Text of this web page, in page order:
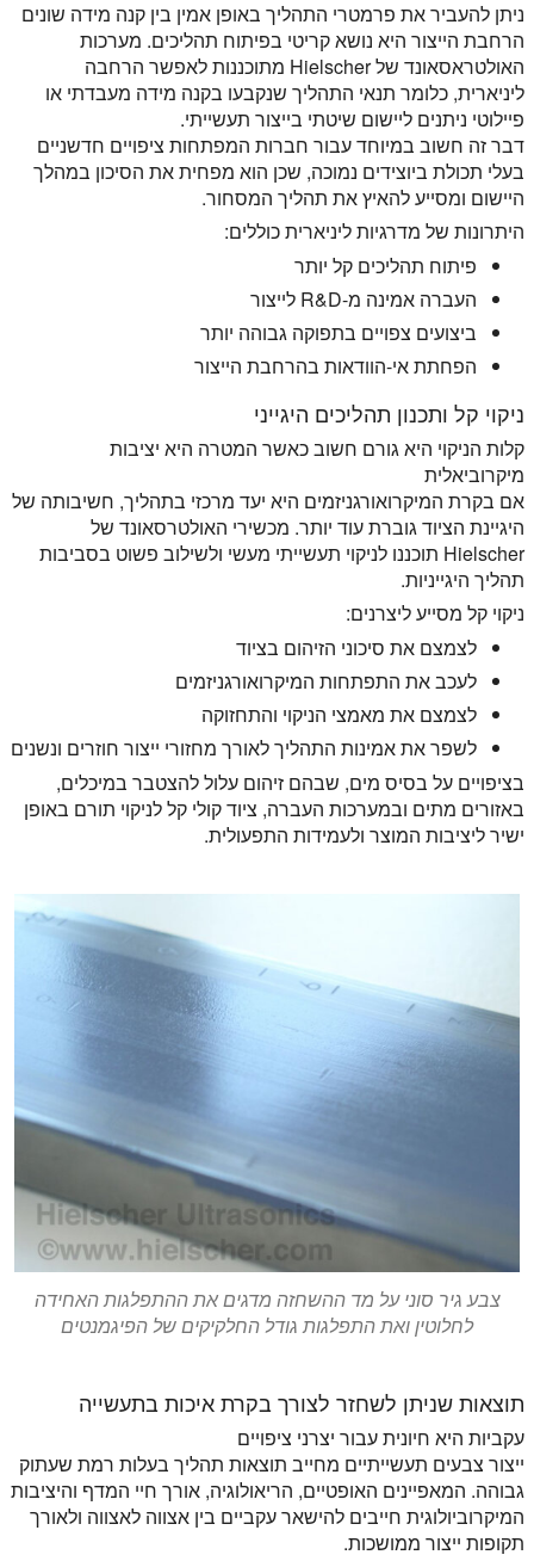
ניתן להעביר את פרמטרי התהליך באופן אמין בין קנה מידה שונים
הרחבת הייצור היא נושא קריטי בפיתוח תהליכים. מערכות
האולטראסאונד של Hielscher מתוכננות לאפשר הרחבה
ליניארית, כלומר תנאי התהליך שנקבעו בקנה מידה מעבדתי או
פיילוטי ניתנים ליישום שיטתי בייצור תעשייתי.
דבר זה חשוב במיוחד עבור חברות המפתחות ציפויים חדשניים
בעלי תכולת ביוצידים נמוכה, שכן הוא מפחית את הסיכון במהלך
היישום ומסייע להאיץ את תהליך המסחור.
היתרונות של מדרגיות ליניארית כוללים:
פיתוח תהליכים קל יותר
העברה אמינה מ-R&D לייצור
ביצועים צפויים בתפוקה גבוהה יותר
הפחתת אי-הוודאות בהרחבת הייצור
ניקוי קל ותכנון תהליכים היגייני
קלות הניקוי היא גורם חשוב כאשר המטרה היא יציבות
מיקרוביאלית
אם בקרת המיקרואורגניזמים היא יעד מרכזי בתהליך, חשיבותה של
היגיינת הציוד גוברת עוד יותר. מכשירי האולטרסאונד של
Hielscher תוכננו לניקוי תעשייתי מעשי ולשילוב פשוט בסביבות
תהליך היגייניות.
ניקוי קל מסייע ליצרנים:
לצמצם את סיכוני הזיהום בציוד
לעכב את התפתחות המיקרואורגניזמים
לצמצם את מאמצי הניקוי והתחזוקה
לשפר את אמינות התהליך לאורך מחזורי ייצור חוזרים ונשנים
בציפויים על בסיס מים, שבהם זיהום עלול להצטבר במיכלים,
באזורים מתים ובמערכות העברה, ציוד קולי קל לניקוי תורם באופן
ישיר ליציבות המוצר ולעמידות התפעולית.
צבע גיר סוני על מד ההשחזה מדגים את ההתפלגות האחידה
לחלוטין ואת התפלגות גודל החלקיקים של הפיגמנטים
תוצאות שניתן לשחזר לצורך בקרת איכות בתעשייה
עקביות היא חיונית עבור יצרני ציפויים
ייצור צבעים תעשייתיים מחייב תוצאות תהליך בעלות רמת שעתוק
גבוהה. המאפיינים האופטיים, הריאולוגיה, אורך חיי המדף והיציבות
המיקרוביולוגית חייבים להישאר עקביים בין אצווה לאצווה ולאורך
תקופות ייצור ממושכות.